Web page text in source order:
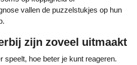
vallen de puzzelstukjes op hun
zijn zoveel uitmaakt